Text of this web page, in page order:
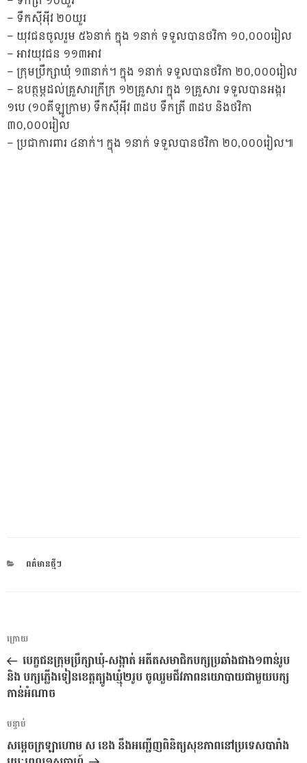
– ទឹកសុីអុីវ ២០យួរ
– យុវជនចូលរួម ៥៦នាក់ ក្នុង ១នាក់ ទទួលបានថវិកា ១០,០០០រៀល
– អាវយុវជន ១១៣អាវ
– ក្រុមប្រឹក្សាឃុំ ១៣នាក់។ ក្នុង ១នាក់ ទទួលបានថវិកា ២០,០០០រៀល
– ឧបត្ថម្ភដល់គ្រួសារក្រីក្រ ១២គ្រួសារ ក្នុង ១គ្រួសារ ទទួលបានអង្ករ
១បេ (១០គីឡូក្រាម) ទឹកស៊ីអ៉ីវ ៣ដប ទឹកត្រី ៣ដប និងថវិកា
៣០,០០០រៀល
– ប្រជាការពារ ៤នាក់។ ក្នុង ១នាក់ ទទួលបានថវិកា ២០,០០០រៀល៕
CATEGORIES
ពត៌មានថ្មីៗ
ការ​
នាំទិស​
ប្រកាស
អត្ថបទ
មុន
ក្រោយ
បេក្ខជនក្រុមប្រឹក្សាឃុំ-សង្កាត់ អតីតសមាជិកបក្សប្រឆាំងជាង១ពាន់រូប
និង បក្សភ្លើងទៀនខេត្តត្បូងឃ្មុំ២រូប ចូលរួមជីវភាពនយោបាយជាមួយបក្ស
កាន់អំណាច
អត្ថបទ
បន្ទាប់
បន្ទាប់
សម្ដេចក្រឡាហោម ស ខេង នឹងអញ្ជើញពិនិត្យសុខភាពនៅប្រទេសបារាំង